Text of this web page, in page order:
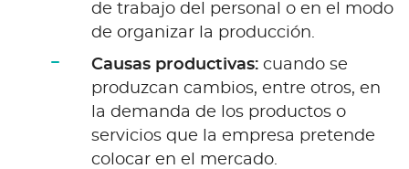
de trabajo del personal o en el modo
de organizar la producción.
Causas productivas: cuando se
produzcan cambios, entre otros, en
la demanda de los productos o
servicios que la empresa pretende
colocar en el mercado.